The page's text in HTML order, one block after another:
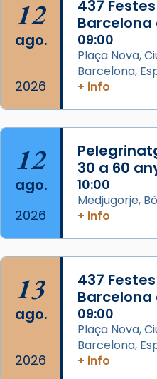
partir de l’Edat
que les santes
Semproniana
eterna”) són
frare Joan Gaspar
que les santes són
Mataró en
Foto
View on Facebook ·
12
ago.
2026
437
Barcelona
09:00
Plaça Nova,
Barcelona,
+ info
12
ago.
2026
30 a 60
10:00
Medjugorje,
+ info
13
ago.
2026
437
Barcelona
09:00
Plaça Nova,
Barcelona,
+ info